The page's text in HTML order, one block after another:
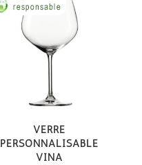
Verre
personnalisable
Vina